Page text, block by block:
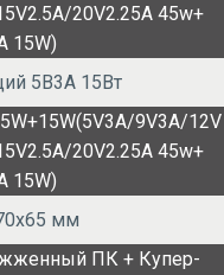
20V2.25A 45w+
15W)
5В3А 15Вт
9V3A/12V
20V2.25A 45w+
15W)
мм
ПК + Купер-